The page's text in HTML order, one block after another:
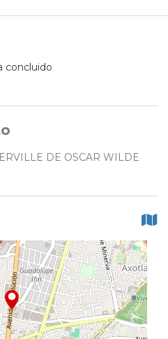
concluido
DE OSCAR WILDE